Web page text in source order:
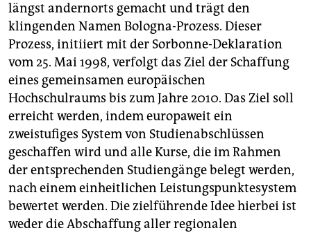
längst andernorts gemacht und trägt den
klingenden Namen Bologna-Prozess. Dieser
Prozess, initiiert mit der Sorbonne-Deklaration
vom 25. Mai 1998, verfolgt das Ziel der Schaffung
eines gemeinsamen europäischen
Hochschulraums bis zum Jahre 2010. Das Ziel soll
erreicht werden, indem europaweit ein
zweistufiges System von Studienabschlüssen
geschaffen wird und alle Kurse, die im Rahmen
der entsprechenden Studiengänge belegt werden,
nach einem einheitlichen Leistungspunktesystem
bewertet werden. Die zielführende Idee hierbei ist
weder die Abschaffung aller regionalen